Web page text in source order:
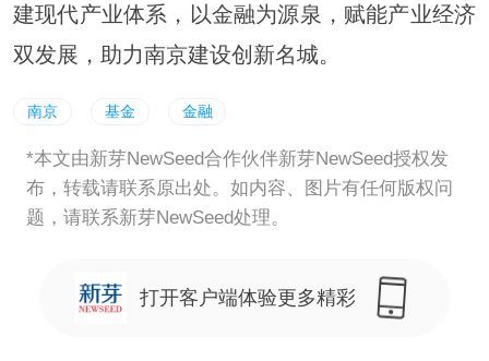
建现代产业体系，以金融为源泉，赋能产业经济
双发展，助力南京建设创新名城。
南京 基金 金融
*本文由新芽NewSeed合作伙伴新芽NewSeed授权发
布，转载请联系原出处。如内容、图片有任何版权问
题，请联系新芽NewSeed处理。
打开客户端体验更多精彩